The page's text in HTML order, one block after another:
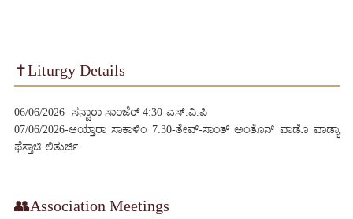
✝️Liturgy Details
06/06/2026- ಸನ್ವಾರಾ ಸಾಂಜೆರ್‌ 4:30-ಎಸ್.ವಿ.ಪಿ
07/06/2026-ಆಯ್ತಾರಾ ಸಾಕಾಳಿಂ 7:30-ತೇವ್-ಸಾಂತ್‌ ಅಂತೊನ್‌ ವಾಡೊ ವಾಡ್ಯಾ
ಫೆಸ್ತಾಚಿ ಲಿತುರ್ಜಿ
👥Association Meetings